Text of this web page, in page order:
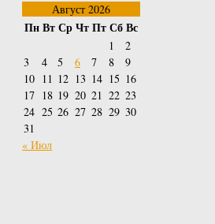
Август 2026
ПнВтСрЧтПтСбВс
1
2
3
4 5 6 7 8
9
10 11 12 13 14 15 16
17 18 19 20 21 22 23
24 25 26 27 28 29 30
31
« Июл